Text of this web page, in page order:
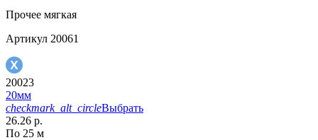
Прочее мягкая
Артикул 20061
20023
20мм
checkmark_alt_circleВыбрать
26.26 р.
По 25 м